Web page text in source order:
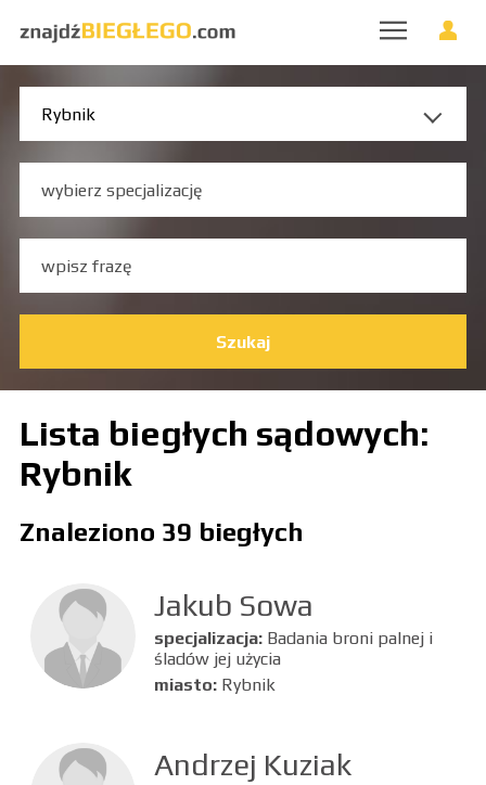
Szukaj
Lista biegłych sądowych:
Rybnik
Znaleziono 39 biegłych
Jakub Sowa
specjalizacja: Badania broni palnej i
śladów jej użycia
miasto: Rybnik
Andrzej Kuziak